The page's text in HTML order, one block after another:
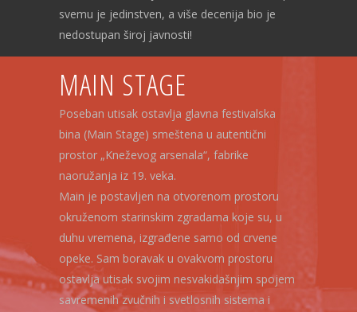
svemu je jedinstven, a više decenija bio je
nedostupan široj javnosti!
MAIN STAGE
Poseban utisak ostavlja glavna festivalska
bina (Main Stage) smeštena u autentični
prostor „Kneževog arsenala“, fabrike
naoružanja iz 19. veka.
Main je postavljen na otvorenom prostoru
okruženom starinskim zgradama koje su, u
duhu vremena, izgrađene samo od crvene
opeke. Sam boravak u ovakvom prostoru
ostavlja utisak svojim nesvakidašnjim spojem
savremenih zvučnih i svetlosnih sistema i